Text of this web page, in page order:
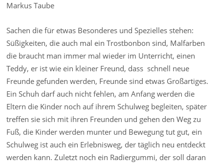
Markus Taube
Sachen die für etwas Besonderes und Spezielles stehen:
Süßigkeiten, die auch mal ein Trostbonbon sind, Malfarben
die braucht man immer mal wieder im Unterricht, einen
Teddy, er ist wie ein kleiner Freund, dass schnell neue
Freunde gefunden werden, Freunde sind etwas Großartiges.
Ein Schuh darf auch nicht fehlen, am Anfang werden die
Eltern die Kinder noch auf ihrem Schulweg begleiten, später
treffen sie sich mit ihren Freunden und gehen den Weg zu
Fuß, die Kinder werden munter und Bewegung tut gut, ein
Schulweg ist auch ein Erlebnisweg, der täglich neu entdeckt
werden kann. Zuletzt noch ein Radiergummi, der soll daran